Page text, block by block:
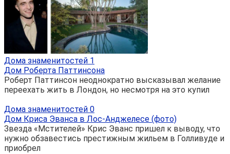
Дома знаменитостей 1
Дом Роберта Паттинсона
Роберт Паттинсон неоднократно высказывал желание
переехать жить в Лондон, но несмотря на это купил
Дома знаменитостей 0
Дом Криса Эванса в Лос-Анджелесе (фото)
Звезда «Мстителей» Крис Эванс пришел к выводу, что
нужно обзавестись престижным жильем в Голливуде и
приобрел